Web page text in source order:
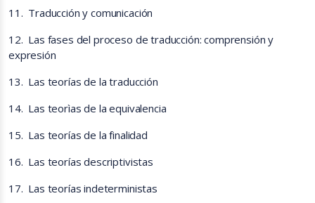
11. Traducción y comunicación
12. Las fases del proceso de traducción: comprensión y
expresión
13. Las teorías de la traducción
14. Las teorìas de la equivalencia
15. Las teorías de la finalidad
16. Las teorías descriptivistas
17. Las teorías indeterministas